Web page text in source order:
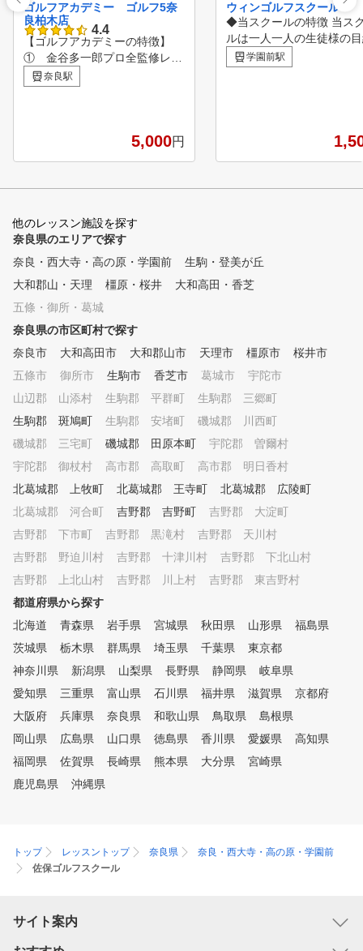
ゴルフアカデミー ゴルフ5奈
良柏木店
4.4
【ゴルフアカデミーの特徴】
① 金谷多一郎プロ全監修レッ
スン 入会者には、金谷
プロ監修レッスンテキストを無
す。 曜日毎に様々な時
スン 各コース最大5名に
1名がマンツーマン方式で指導
します。 ④ いつでも快適室
、冬は暖かい、紫外線も気にな
らない。 ⑤ 初めての方から
上級者まで個別のカリキュラム
（ジュニアは小学1年生から）
初心者から中上級者まで
、個別にカリキュラムを作成し
。 ⑥ 練習器具を使ったドリ
ルレッスン 150種類以上
の練習方法より、受講生に合っ
た練習方法を提案します。 ⑦
ゴルフシミュレータによる仮
想ラウンド コースデビ
体験できます。 ⑧ ラウンド
レッスン 初心者のコー
スデビューから中上級者のベス
トスコア更新までしっかりサポ
ート。 ～プランのご説明～
※ワンポイントレッスン、曜日
・時間帯別・回数券（4回か8回
）でプランが分かれております
。 ご希望に合ったプランをお
選びください♪
奈良駅
5,000円
ウィンゴルフスクール
◆当スクールの特徴 当ス
ルは一人一人の生徒様の
立った分かりやすいレッ
心がけていますので、 初
込みください。 貸しクラ
ご用意しておりますので
学園前駅
他のレッスン施設を探す
奈良県のエリアで探す
奈良・西大寺・高の原・学園前
生駒・登美が丘
大和郡山・天理
橿原・桜井
大和高田・香芝
五條・御所・葛城
奈良県の市区町村で探す
奈良市
大和高田市 大和郡山市 天理市 橿原市
桜井市
五條市
御所市 生駒市 香芝市 葛城市
宇陀市
山辺郡 山添村
生駒郡 平群町
生駒郡 三郷町
生駒郡 斑鳩町
生駒郡 安堵町
磯城郡 川西町
磯城郡 三宅町
磯城郡 田原本町
宇陀郡 曽爾村
宇陀郡 御杖村
高市郡 高取町
高市郡 明日香村
北葛城郡 上牧町
北葛城郡 王寺町
北葛城郡 広陵町
北葛城郡 河合町
吉野郡 吉野町
吉野郡 大淀町
吉野郡 下市町
吉野郡 黒滝村
吉野郡 天川村
吉野郡 野迫川村
吉野郡 十津川村
吉野郡 下北山村
吉野郡 上北山村
吉野郡 川上村
吉野郡 東吉野村
都道府県から探す
北海道
青森県 岩手県 宮城県 秋田県 山形県
福島県
茨城県
栃木県 群馬県 埼玉県 千葉県
東京都
神奈川県
新潟県 山梨県 長野県 静岡県
岐阜県
愛知県
三重県 富山県 石川県 福井県 滋賀県
京都府
大阪府
兵庫県 奈良県 和歌山県 鳥取県
島根県
岡山県
広島県 山口県 徳島県 香川県 愛媛県
高知県
福岡県
佐賀県 長崎県 熊本県 大分県
宮崎県
鹿児島県
沖縄県
トップ レッスントップ 奈良県
奈良・西大寺・高の原・学園前
佐保ゴルフスクール
サイト案内